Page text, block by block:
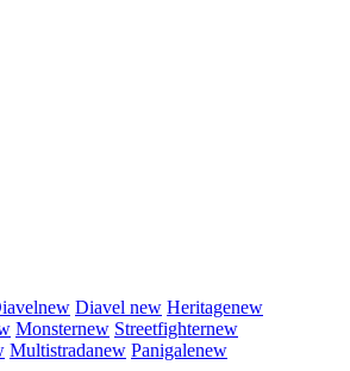
new Diavel new Heritagenew
Monsternew Streetfighternew
Multistradanew Panigalenew